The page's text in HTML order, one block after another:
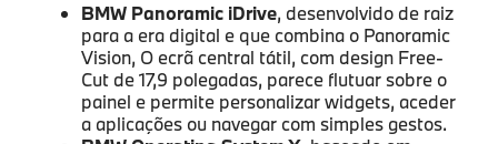
BMW Panoramic iDrive, desenvolvido de raiz
para a era digital e que combina o Panoramic
Vision, O ecrã central tátil, com design Free-
Cut de 17,9 polegadas, parece flutuar sobre o
painel e permite personalizar widgets, aceder
a aplicações ou navegar com simples gestos.